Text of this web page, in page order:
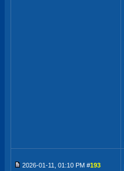
2026-01-11, 01:10 PM #193